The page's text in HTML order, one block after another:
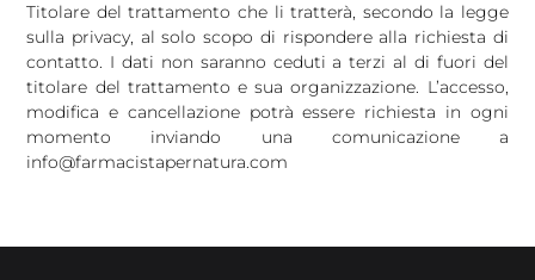
Titolare del trattamento che li tratterà, secondo la legge
sulla privacy, al solo scopo di rispondere alla richiesta di
contatto. I dati non saranno ceduti a terzi al di fuori del
titolare del trattamento e sua organizzazione. L’accesso,
modifica e cancellazione potrà essere richiesta in ogni
momento inviando una comunicazione a
info@farmacistapernatura.com